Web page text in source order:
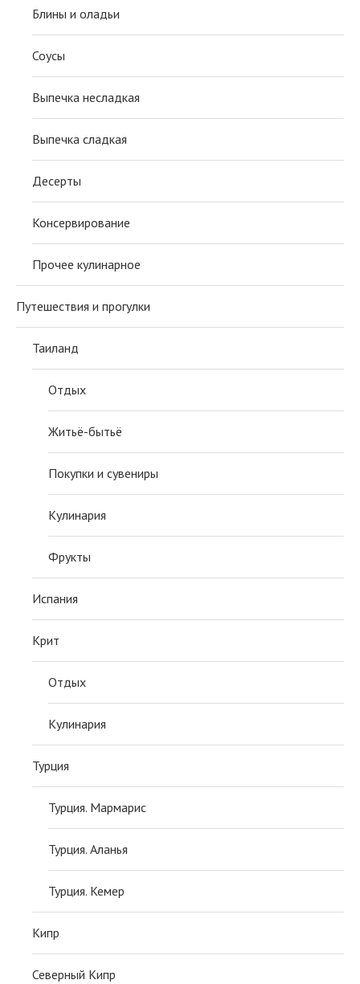
Блины и оладьи
Соусы
Выпечка несладкая
Выпечка сладкая
Десерты
Консервирование
Прочее кулинарное
Путешествия и прогулки
Таиланд
Отдых
Житьё-бытьё
Покупки и сувениры
Кулинария
Фрукты
Испания
Крит
Отдых
Кулинария
Турция
Турция. Мармарис
Турция. Аланья
Турция. Кемер
Кипр
Северный Кипр